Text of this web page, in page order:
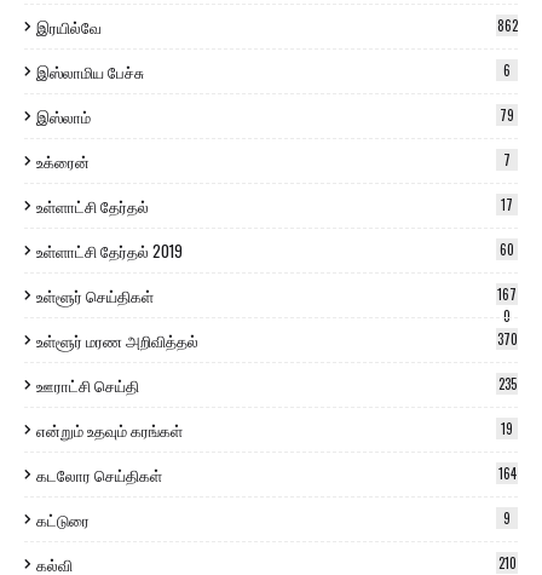
இரயில்வே 862
இஸ்லாமிய பேச்சு 6
இஸ்லாம் 79
உக்ரைன் 7
உள்ளாட்சி தேர்தல் 17
உள்ளாட்சி தேர்தல் 2019 60
உள்ளூர் செய்திகள்
167
0
உள்ளூர் மரண அறிவித்தல் 370
ஊராட்சி செய்தி 235
என்றும் உதவும் கரங்கள் 19
கடலோர செய்திகள் 164
கட்டுரை 9
கல்வி 210